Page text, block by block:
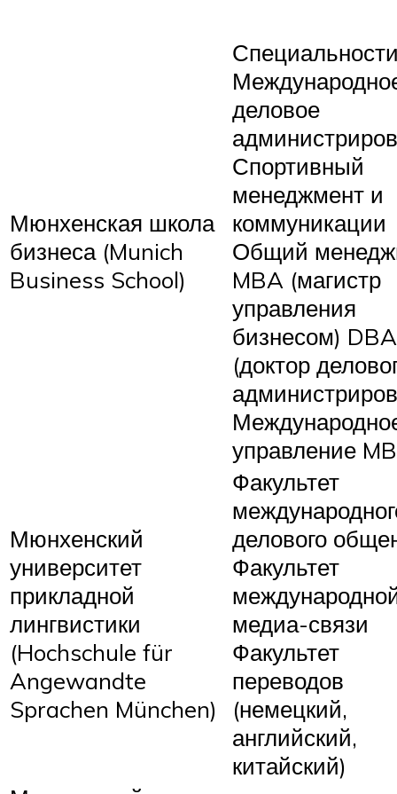
Мюнхенская школа
бизнеса (Munich
Business School)
деловое
Спортивный
менеджмент и
коммуникации
Общий
MBA (магистр
управления
бизнесом) DBA
(доктор
управление
Мюнхенский
университет
прикладной
лингвистики
(Hochschule für
Angewandte
Sprachen München)
Факультет
делового
Факультет
медиа-связи
Факультет
переводов
(немецкий,
английский,
китайский)